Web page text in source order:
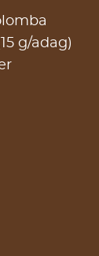
g/adag)